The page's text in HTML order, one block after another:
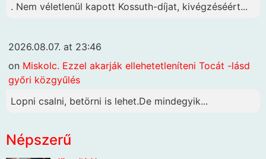
. Nem véletlenül kapott Kossuth-díjat, kivégzéséért...
2026.08.07. at 23:46
on Miskolc. Ezzel akarják ellehetetleníteni Tocát -lásd
győri közgyűlés
Lopni csalni, betörni is lehet.De mindegyik...
Népszerű